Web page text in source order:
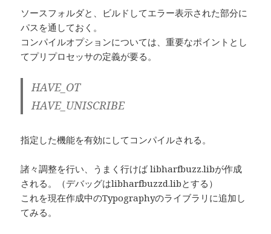
ソースフォルダと、ビルドしてエラー表示された部分に
パスを通しておく。
コンパイルオプションについては、重要なポイントとし
てプリプロセッサの定義が要る。
HAVE_OT
HAVE_UNISCRIBE
指定した機能を有効にしてコンパイルされる。
諸々調整を行い、うまく行けば libharfbuzz.libが作成
される。（デバッグはlibharfbuzzd.libとする）
これを現在作成中のTypographyのライブラリに追加し
てみる。